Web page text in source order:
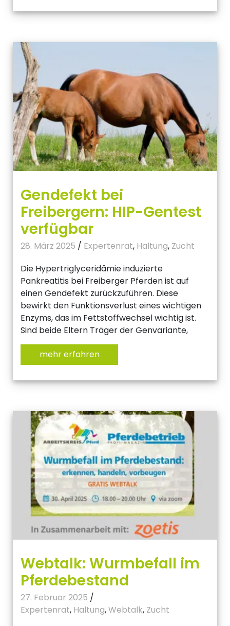
Gendefekt bei
Freibergern: HIP-Gentest
verfügbar
28. März 2025 / Expertenrat, Haltung, Zucht
Die Hypertriglyceridämie induzierte
Pankreatitis bei Freiberger Pferden ist auf
einen Gendefekt zurückzuführen. Diese
bewirkt den Funktionsverlust eines wichtigen
Enzyms, das im Fettstoffwechsel wichtig ist.
Sind beide Eltern Träger der Genvariante,
mehr erfahren
Webtalk: Wurmbefall im
Pferdebestand
27. Februar 2025 /
Expertenrat, Haltung,Webtalk, Zucht